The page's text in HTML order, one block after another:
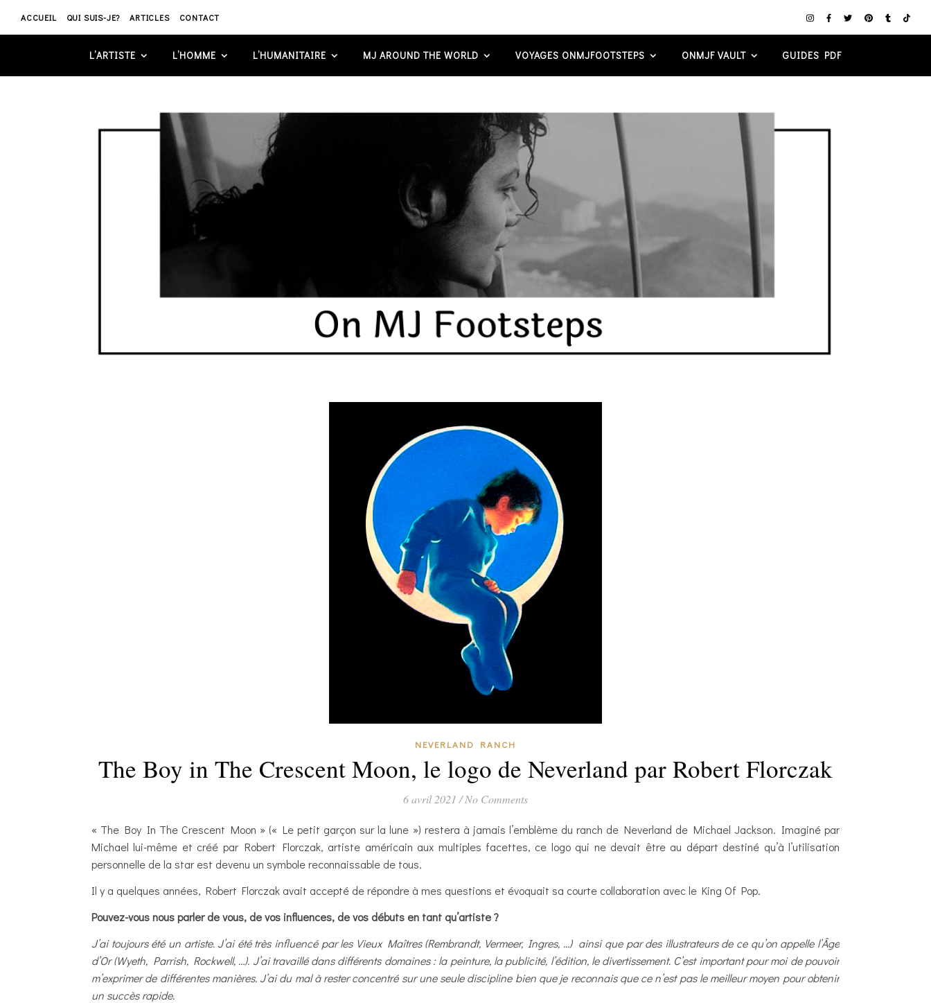
ACCUEIL QUI SUIS-JE? ARTICLES CONTACT
L’ARTISTE L’HOMME L’HUMANITAIRE MJ AROUND THE WORLD VOYAGES ONMJFOOTSTEPS ONMJF VAULT GUIDES PDF
NEVERLAND RANCH
The Boy in The Crescent Moon, le logo de Neverland par Robert Florczak
6 avril 2021 / No Comments
« The Boy In The Crescent Moon » (« Le petit garçon sur la lune ») restera à jamais l’emblème du ranch de Neverland de Michael Jackson. Imaginé par
Michael lui-même et créé par Robert Florczak, artiste américain aux multiples facettes, ce logo qui ne devait être au départ destiné qu’à l’utilisation
personnelle de la star est devenu un symbole reconnaissable de tous.
Il y a quelques années, Robert Florczak avait accepté de répondre à mes questions et évoquait sa courte collaboration avec le King Of Pop.
Pouvez-vous nous parler de vous, de vos influences, de vos débuts en tant qu’artiste ?
J’ai toujours été un artiste. J’ai été très influencé par les Vieux Maîtres (Rembrandt, Vermeer, Ingres, …) ainsi que par des illustrateurs de ce qu’on appelle l’Âge
d’Or (Wyeth, Parrish, Rockwell, …). J’ai travaillé dans différents domaines : la peinture, la publicité, l’édition, le divertissement. C’est important pour moi de pouvoir
m’exprimer de différentes manières. J’ai du mal à rester concentré sur une seule discipline bien que je reconnais que ce n’est pas le meilleur moyen pour obtenir
un succès rapide.